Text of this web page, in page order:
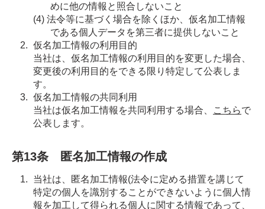
めに他の情報と照合しないこと
法令等に基づく場合を除くほか、仮名加工情報
である個人データを第三者に提供しないこと
仮名加工情報の利用目的
当社は、仮名加工情報の利用目的を変更した場合、
変更後の利用目的をできる限り特定して公表しま
す。
仮名加工情報の共同利用
当社は仮名加工情報を共同利用する場合、
こちらで
公表します。
第13条 匿名加工情報の作成
当社は、匿名加工情報(法令に定める措置を講じて
特定の個人を識別することができないように個人情
報を加工して得られる個人に関する情報であって、